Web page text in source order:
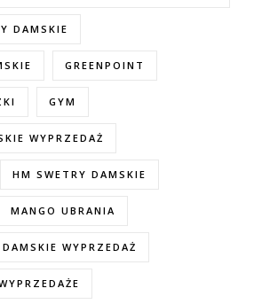
DAMSKIE
GREENPOINT
GYM
WYPRZEDAŻ
HM SWETRY DAMSKIE
MANGO UBRANIA
WYPRZEDAŻ